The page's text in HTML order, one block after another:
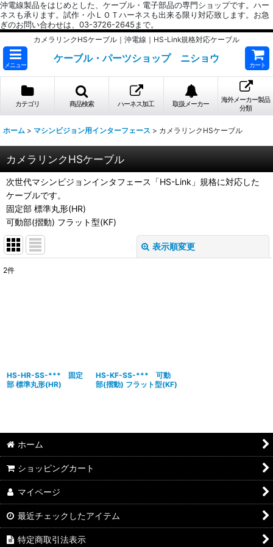
沖電線製品をはじめとした、ケーブル・電子部品の専門ショップです。ハー
ネスも承ります。試作・小ＬＯＴハーネスも出来る限り対応致します。お急
ぎのお問い合わせは、03-3726-2645まで。
カメラリンクHSケーブル｜沖電線｜HS-Link規格対応ケーブル
メニュー
ケーブル・パーツショップ ニショウ
カート
カテゴリ 商品検索 ハーネス加工 取扱メーカー
海外メーカー製品
分類
ホーム > マシンビジョン用インターフェース > カメラリンクHSケーブル
カメラリンクHSケーブル
次世代マシンビジョンインタフェース「HS-Link」規格に対応した
ケーブルです。
固定部 標準丸形(HR)
可動部(摺動) フラット型(KF)
表示順変更
2件
HS-HR-SS-*** 固定
部 標準丸形(HR)
HS-KF-SS-*** 可動
部(摺動) フラット型(KF)
ホーム
ショッピングカート
マイページ
最近チェックしたアイテム
特定商取引法表示